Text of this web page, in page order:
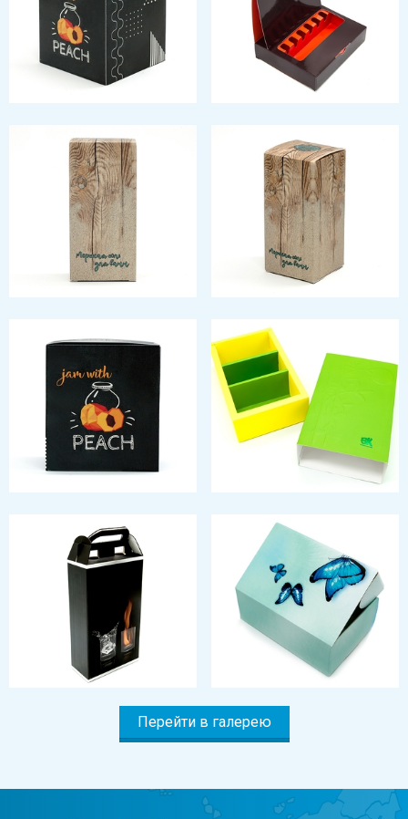
Перейти в галерею